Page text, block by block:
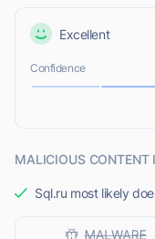
Excellent
Confidence
MALICIOUS CONTENT
Sql.ru most likely